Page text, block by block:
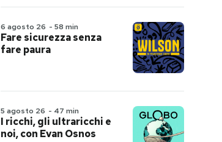
6 agosto 26 - 58 min
Fare sicurezza senza
fare paura
5 agosto 26 - 47 min
I ricchi, gli ultraricchi e
noi, con Evan Osnos